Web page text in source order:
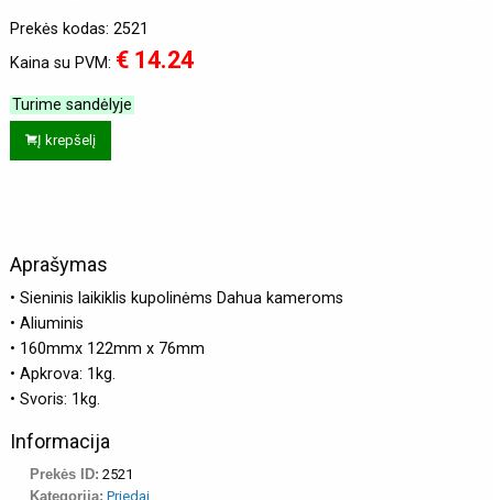
Prekės kodas: 2521
Kaina su PVM: € 14.24
Turime sandėlyje
Į krepšelį
Aprašymas
• Sieninis laikiklis kupolinėms Dahua kameroms
• Aliuminis
• 160mmx 122mm x 76mm
• Apkrova: 1kg.
• Svoris: 1kg.
Informacija
Prekės ID: 2521
Kategorija: Priedai